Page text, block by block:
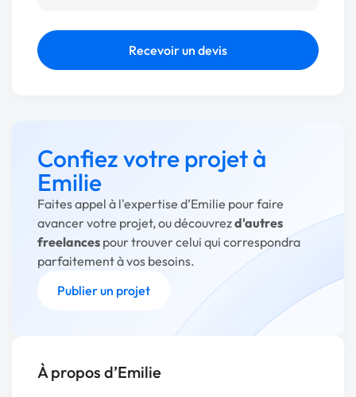
Recevoir un devis
Confiez votre projet à
Emilie
Faites appel à l'expertise d’Emilie pour faire
avancer votre projet, ou découvrezd'autres
freelances pour trouver celui qui correspondra
parfaitement à vos besoins.
Publier un projet
À propos d’Emilie